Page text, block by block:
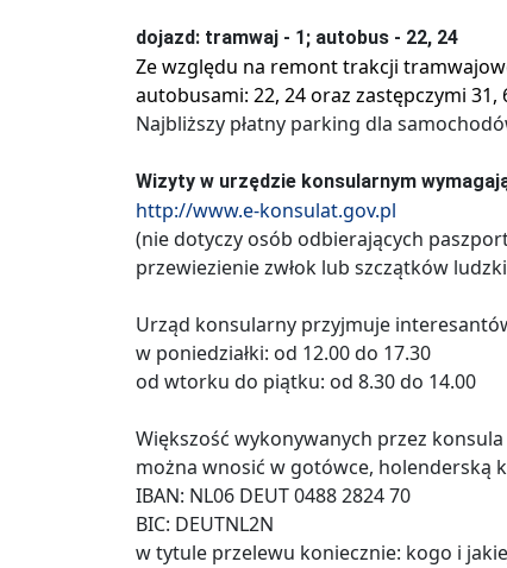
dojazd: tramwaj - 1; autobus - 22, 24
Ze względu na remont trakcji
autobusami: 22, 24 oraz zastępczymi 31,
Najbliższy płatny parking dla
Wizyty w urzędzie konsularnym
http://www.e-konsulat.gov.pl
(nie dotyczy osób odbierających
przewiezienie zwłok lub szczątków
Urząd konsularny przyjmuje
w poniedziałki: od 12.00 do 17.30
od wtorku do piątku: od 8.30 do 14.00
Większość wykonywanych przez
można wnosić w gotówce, holenderską
IBAN: NL06 DEUT 0488 2824 70
BIC: DEUTNL2N
w tytule przelewu koniecznie: kogo i